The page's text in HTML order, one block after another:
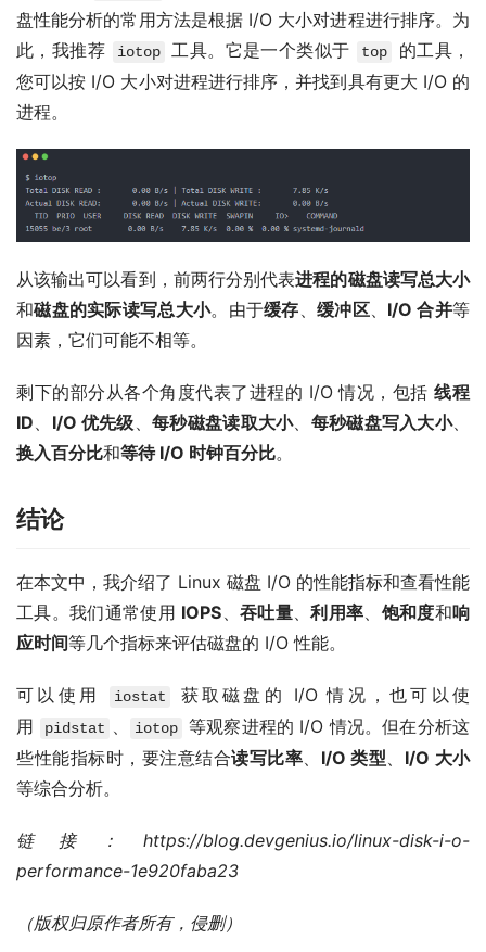
盘性能分析的常用方法是根据 I/O 大小对进程进行排序。为
此，我推荐
iotop 工具。它是一个类似于 top
的工具，
您可以按 I/O 大小对进程进行排序，并找到具有更大 I/O 的
进程。
从该输出可以看到，前两行分别代表进程的磁盘读写总大小
和磁盘的实际读写总大小。由于缓存、 缓冲区、 I/O 合并等
因素，它们可能不相等。
剩下的部分从各个角度代表了进程的 I/O 情况，包括线程
ID、 I/O 优先级、每秒磁盘读取大小、 每秒磁盘写入大小、
换入百分比和等待 I/O 时钟百分比。
结论
在本文中，我介绍了 Linux 磁盘 I/O 的性能指标和查看性能
工具。我们通常使用 IOPS、吞吐量、利用率、 饱和度和响
应时间等几个指标来评估磁盘的 I/O 性能。
可以使用 iostat
获取磁盘的 I/O 情况，也可以使
用
pidstat 、 iotop
等观察进程的 I/O 情况。但在分析这
些性能指标时，要注意结合读写比率、 I/O 类型、 I/O 大小
等综合分析。
链接：https://blog.devgenius.io/linux-disk-i-o-
performance-1e920faba23
（版权归原作者所有，侵删）